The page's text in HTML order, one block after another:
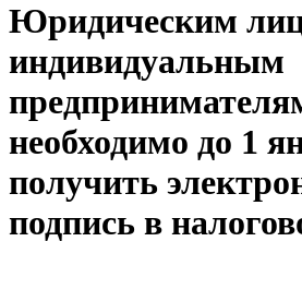
Юридическим
индивидуальным
необходимо до 1
получить
подпись в